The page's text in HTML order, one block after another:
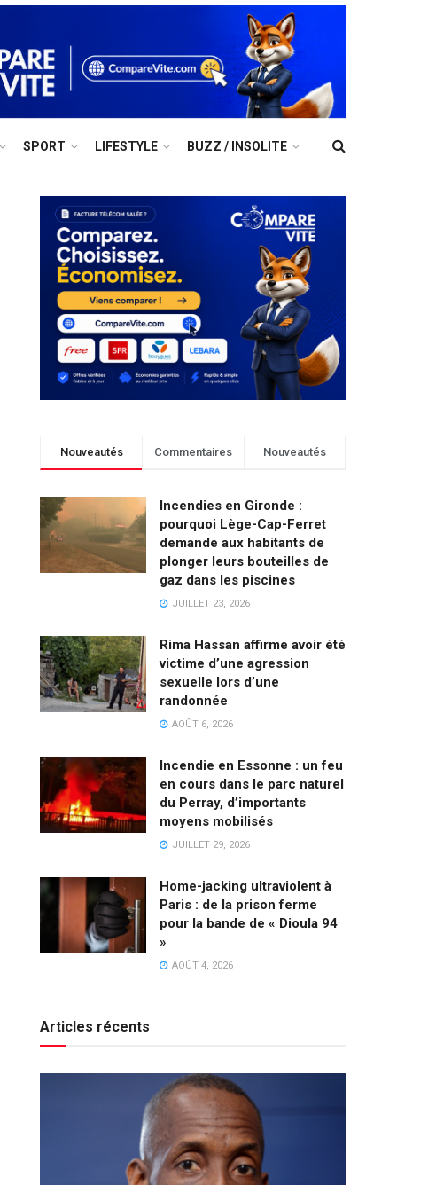
SPORT LIFESTYLE BUZZ / INSOLITE
Nouveautés Commentaires Nouveautés
Incendies en Gironde :
pourquoi Lège-Cap-Ferret
demande aux habitants de
plonger leurs bouteilles de
gaz dans les piscines
JUILLET 23, 2026
Rima Hassan affirme avoir été
victime d’une agression
sexuelle lors d’une
randonnée
AOÛT 6, 2026
Incendie en Essonne : un feu
en cours dans le parc naturel
du Perray, d’importants
moyens mobilisés
JUILLET 29, 2026
Home-jacking ultraviolent à
Paris : de la prison ferme
pour la bande de « Dioula 94
»
AOÛT 4, 2026
Articles récents